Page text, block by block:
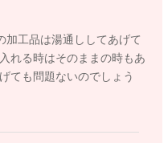
加工品は湯通ししてあげて
れる時はそのままの時もあ
ても問題ないのでしょう